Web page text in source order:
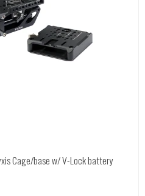
Cage/base w/ V-Lock battery